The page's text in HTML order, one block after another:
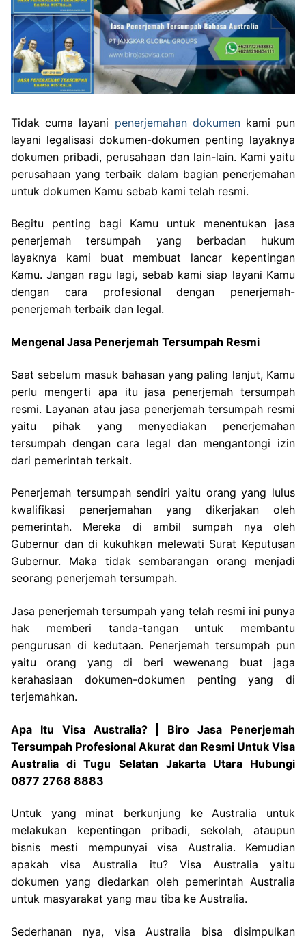
Tidak cuma layani penerjemahan dokumenkami pun
layani legalisasi dokumen-dokumen penting layaknya
dokumen pribadi, perusahaan dan lain-lain. Kami yaitu
perusahaan yang terbaik dalam bagian penerjemahan
untuk dokumen Kamu sebab kami telah resmi.
Begitu penting bagi Kamu untuk menentukan jasa
penerjemah tersumpah yang berbadan hukum
layaknya kami buat membuat lancar kepentingan
Kamu. Jangan ragu lagi, sebab kami siap layani Kamu
dengan cara profesional dengan penerjemah-
penerjemah terbaik dan legal.
Mengenal Jasa Penerjemah Tersumpah Resmi
Saat sebelum masuk bahasan yang paling lanjut, Kamu
perlu mengerti apa itu jasa penerjemah tersumpah
resmi. Layanan atau jasa penerjemah tersumpah resmi
yaitu pihak yang menyediakan penerjemahan
tersumpah dengan cara legal dan mengantongi izin
dari pemerintah terkait.
Penerjemah tersumpah sendiri yaitu orang yang lulus
kwalifikasi penerjemahan yang dikerjakan oleh
pemerintah. Mereka di ambil sumpah nya oleh
Gubernur dan di kukuhkan melewati Surat Keputusan
Gubernur. Maka tidak sembarangan orang menjadi
seorang penerjemah tersumpah.
Jasa penerjemah tersumpah yang telah resmi ini punya
hak memberi tanda-tangan untuk membantu
pengurusan di kedutaan. Penerjemah tersumpah pun
yaitu orang yang di beri wewenang buat jaga
kerahasiaan dokumen-dokumen penting yang di
terjemahkan.
Apa Itu Visa Australia? | Biro Jasa Penerjemah
Tersumpah Profesional Akurat dan Resmi Untuk Visa
Australia di Tugu Selatan Jakarta Utara Hubungi
0877 2768 8883
Untuk yang minat berkunjung ke Australia untuk
melakukan kepentingan pribadi, sekolah, ataupun
bisnis mesti mempunyai visa Australia. Kemudian
apakah visa Australia itu? Visa Australia yaitu
dokumen yang diedarkan oleh pemerintah Australia
untuk masyarakat yang mau tiba ke Australia.
Sederhanan nya, visa Australia bisa disimpulkan